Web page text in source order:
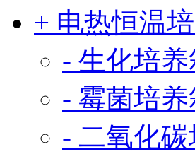
+ 电热恒温
- 生化培养
- 霉菌培养
- 二氧化